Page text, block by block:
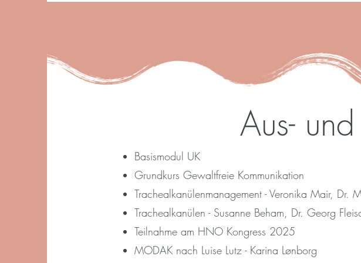
Aus-
Basismodul UK
Grundkurs Gewaltfreie Kommunikation
Trachealkanülenmanagement - Veronika Mair, Dr.
Trachealkanülen - Susanne Beham, Dr. Georg
Teilnahme am HNO Kongress 2025
MODAK nach Luise Lutz - Karina Lønborg